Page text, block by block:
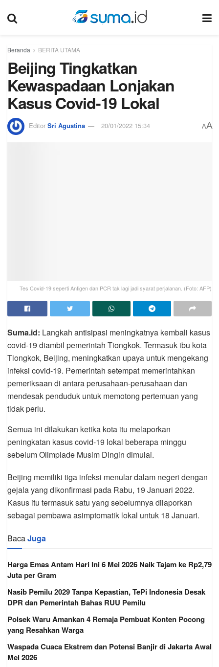
Beranda BERITA UTAMA
Beijing Tingkatkan
Kewaspadaan Lonjakan
Kasus Covid-19 Lokal
Editor Sri Agustina 20/01/2022 15:34 AA
Tes Covid-19 seperti Antigen dan PCR tak lagi jadi syarat perjalanan. (Foto: AFP)
Suma.id: Langkah antisipasi meningkatnya kembali kasus
covid-19 diambil pemerintah Tiongkok. Termasuk ibu kota
Tiongkok, Beijing, meningkatkan upaya untuk mengekang
infeksi covid-19. Pemerintah setempat memerintahkan
pemeriksaan di antara perusahaan-perusahaan dan
mendesak penduduk untuk memotong pertemuan yang
tidak perlu.
Semua ini dilakukan ketika kota itu melaporkan
peningkatan kasus covid-19 lokal beberapa minggu
sebelum Olimpiade Musim Dingin dimulai.
Beijing memiliki tiga infeksi menular dalam negeri dengan
gejala yang dikonfirmasi pada Rabu, 19 Januari 2022.
Kasus itu termasuk satu yang sebelumnya dilaporkan
sebagai pembawa asimptomatik lokal untuk 18 Januari.
BacaJuga
Harga Emas Antam Hari Ini 6 Mei 2026 Naik Tajam ke Rp2,79
Juta per Gram
Nasib Pemilu 2029 Tanpa Kepastian, TePi Indonesia Desak
DPR dan Pemerintah Bahas RUU Pemilu
Polsek Waru Amankan 4 Remaja Pembuat Konten Pocong
yang Resahkan Warga
Waspada Cuaca Ekstrem dan Potensi Banjir di Jakarta Awal
Mei 2026